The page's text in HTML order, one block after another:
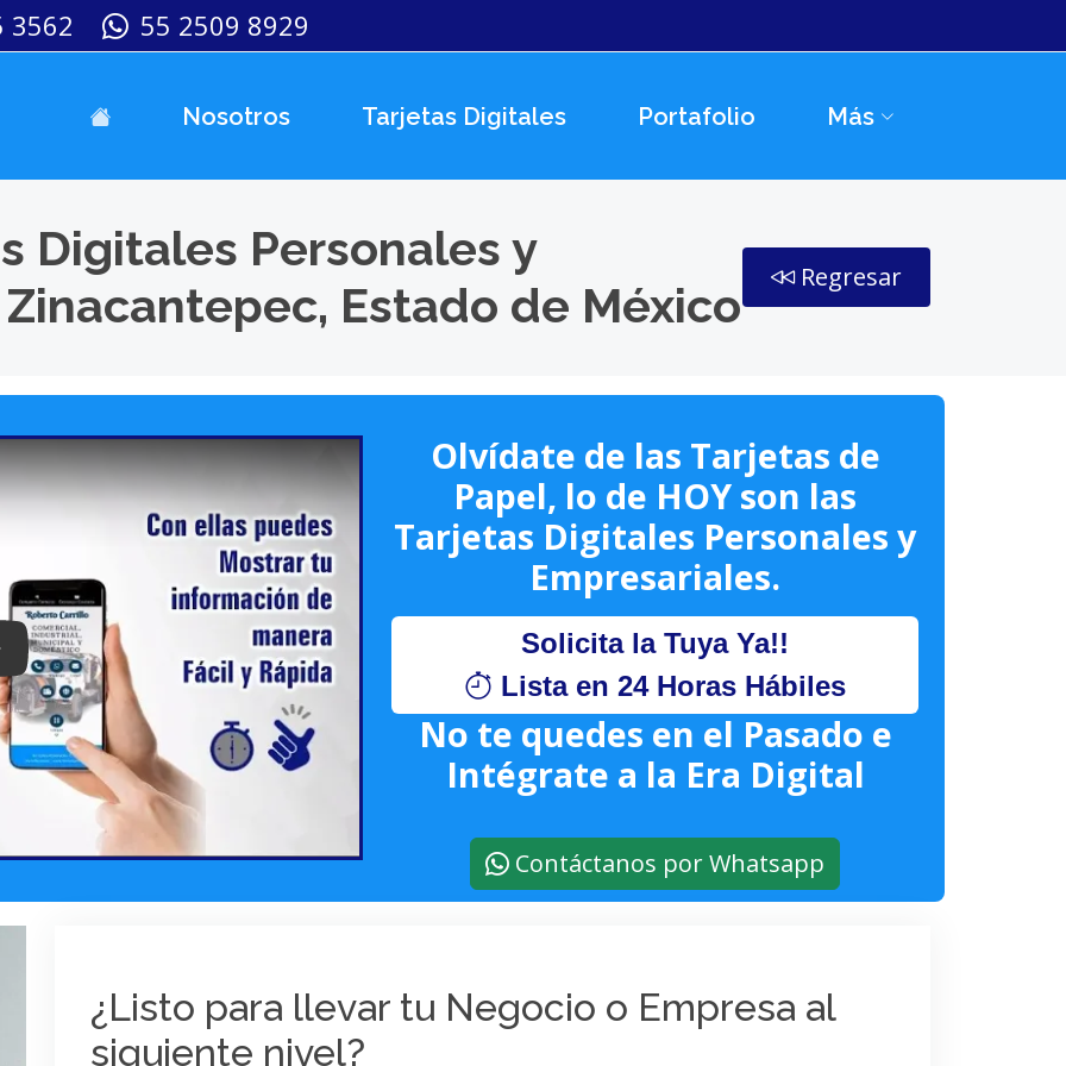
3562 55 2509 8929
Nosotros Tarjetas Digitales Portafolio Más
Digitales Personales y
Estado de México
Regresar
Keynote (Google I/O '18)
Olvídate de las Tarjetas de
Papel, lo de HOY son las
Tarjetas Digitales Personales y
Empresariales.
Solicita la Tuya Ya!!
Lista en 24 Horas Hábiles
No te quedes en el Pasado e
Intégrate a la Era Digital
Contáctanos por Whatsapp
¿Listo para llevar tu Negocio o Empresa al
siguiente nivel?